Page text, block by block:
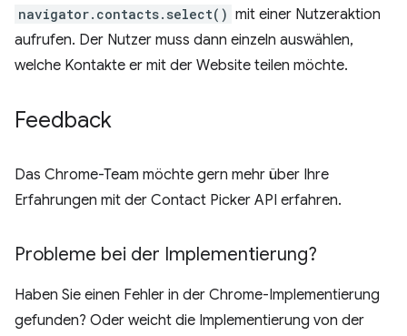
navigator.contacts.select() mit einer Nutzeraktion
aufrufen. Der Nutzer muss dann einzeln auswählen,
welche Kontakte er mit der Website teilen möchte.
Feedback
Das Chrome-Team möchte gern mehr über Ihre
Erfahrungen mit der Contact Picker API erfahren.
Probleme bei der Implementierung?
Haben Sie einen Fehler in der Chrome-Implementierung
gefunden? Oder weicht die Implementierung von der